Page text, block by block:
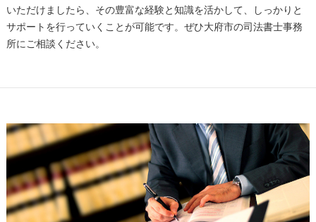
いただけましたら、その豊富な経験と知識を活かして、しっかりと
サポートを行っていくことが可能です。ぜひ大府市の司法書士事務
所にご相談ください。